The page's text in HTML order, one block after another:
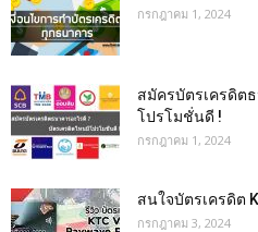
กรกฎาคม 1, 2024
สมัครบัตรเครดิต
โปรโมชั่นดี !
กรกฎาคม 1, 2024
สนใจบัตรเครดิต
กรกฎาคม 3, 2024